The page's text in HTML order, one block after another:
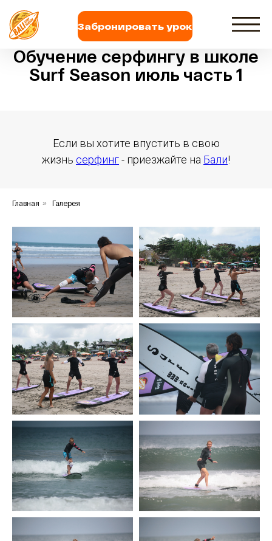
Забронировать урок
Обучение серфингу в школе
Surf Season июль часть 1
Если вы хотите впустить в свою
жизнь серфинг- приезжайте на Бали!
Главная » Галерея